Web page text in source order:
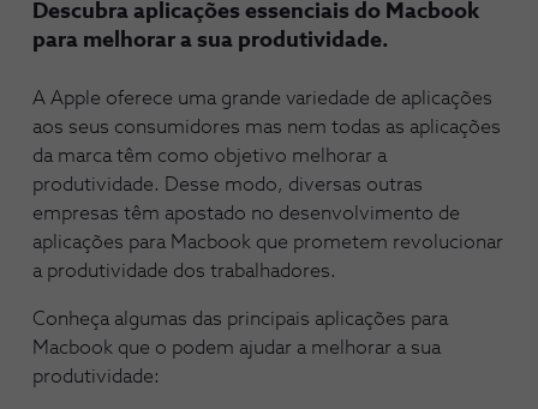
Descubra aplicações essenciais do Macbook
para melhorar a sua produtividade.
A Apple oferece uma grande variedade de aplicações
aos seus consumidores mas nem todas as aplicações
da marca têm como objetivo melhorar a
produtividade. Desse modo, diversas outras
empresas têm apostado no desenvolvimento de
aplicações para Macbook que prometem revolucionar
a produtividade dos trabalhadores.
Conheça algumas das principais aplicações para
Macbook que o podem ajudar a melhorar a sua
produtividade: